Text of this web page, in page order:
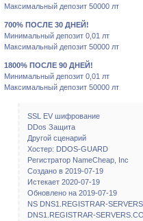
Максимальный депозит 50000 лт
700% ПОСЛЕ 30 ДНЕЙ!
Минимальный депозит 0,01 лт
Максимальный депозит 50000 лт
1800% ПОСЛЕ 90 ДНЕЙ!
Минимальный депозит 0,01 лт
Максимальный депозит 50000 лт
SSL EV шифрование
DDos Защита
Другой сценарий
Хостер: DDOS-GUARD
Регистратор NameCheap, Inc
Создано в 2019-07-19
Истекает 2020-07-19
Обновлено на 2019-07-19
NS DNS1.REGISTRAR-
DNS1.REGISTRAR-